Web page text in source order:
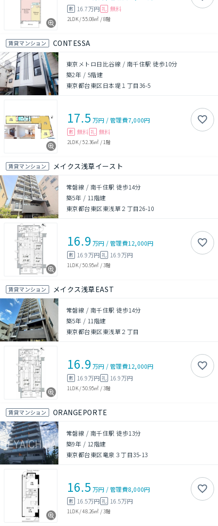
敷 16.7万円 礼 無料
2LDK/55.08㎡ /8階
賃貸マンション CONTESSA
東京メトロ日比谷線 / 南千住駅 徒歩10分
築2年 / 5階建
東京都台東区日本堤１丁目36-5
17.5 万円 /管理費7,000円
敷 無料 礼 無料
2LDK/52.36㎡ / 1階
賃貸マンション メイクス浅草イースト
常磐線 / 南千住駅 徒歩14分
築5年 / 11階建
東京都台東区東浅草２丁目26-10
16.9 万円 /管理費12,000円
敷 16.9万円 礼 16.9万円
1LDK/50.95㎡ /3階
賃貸マンション メイクス浅草EAST
常磐線 / 南千住駅 徒歩14分
築5年 / 11階建
東京都台東区東浅草２丁目
16.9 万円 /管理費12,000円
敷 16.9万円 礼 16.9万円
1LDK/50.95㎡ /3階
賃貸マンション ORANGEPORTE
常磐線 / 南千住駅 徒歩13分
築9年 / 12階建
東京都台東区竜泉３丁目35-13
16.5 万円 /管理費8,000円
敷 16.5万円 礼 16.5万円
1LDK/48.26㎡ /3階